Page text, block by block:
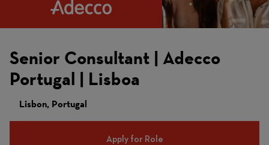
Senior Consultant | Adecco
Portugal | Lisboa
Lisbon, Portugal
Apply for Role